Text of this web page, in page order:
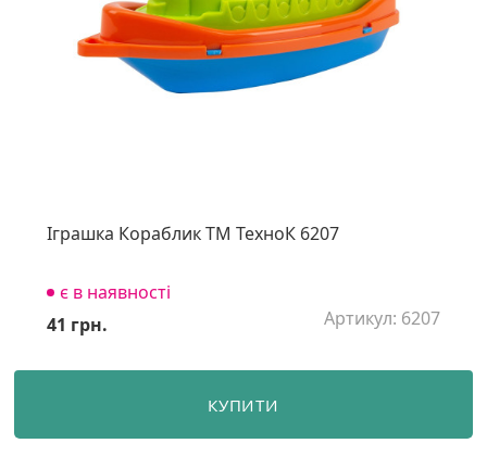
Іграшка Кораблик ТМ ТехноК 6207
є в наявності
Артикул: 6207
41 грн.
КУПИТИ